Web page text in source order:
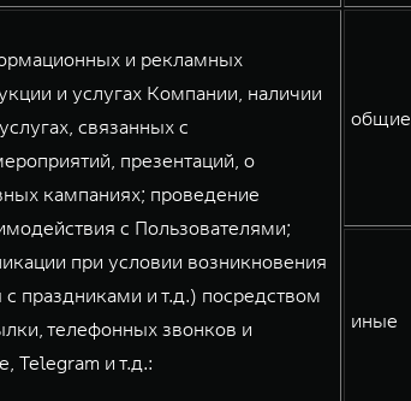
и рекламных
и услугах Компании, наличии
связанных с
презентаций, о
кампаниях; проведение
с Пользователями;
при условии возникновения
праздниками и т.д.) посредством
телефонных звонков и
Telegram и т.д.:
общие
иные